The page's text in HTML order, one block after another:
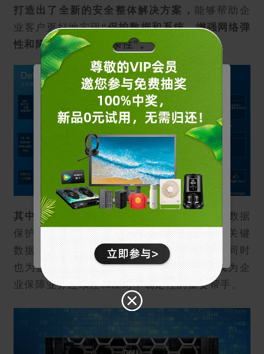
打造出了全新的安全整体解决方案， 能够帮助企
业客户更好地实现“保护数据和系统、增强网络弹
性和降低安全措施复杂性”。
其中，戴尔PowerProtect DD
能够以一站式数据
保护和网络弹性解决方案，确保企业客户的关键
数据在边缘、核心和多云环境中得到保护，同时
也为企业构筑出了数据保护的坚实防线，成为企
业保障业务连续性和应对不确定性的重要帮手。
管理您的Cookie
戴尔使用不同类型的 Cookie 来优化您的体验并启用
某些网站功能，改善您的整体网页浏览体验。请注
意，如果阻止 Cookie，则可能会影响您的网站体
验，并可能对我们可提供的服务或功能造成影响。
基本
允许用户在我们的网站上移动以及提供访问诸如您的
个人资料和购买、登录凭据以及网站其他区域等功能
的访问权限。
营销
用于了解我们网站上的用户行为，并展示与您的兴趣
更相关的广告。
统计
通过收集和报告信息，帮助我们了解访问者如何与我
们的网站互动。
* 点击确认按钮或关闭Cookie弹窗代表您已同意以上内容。
确认